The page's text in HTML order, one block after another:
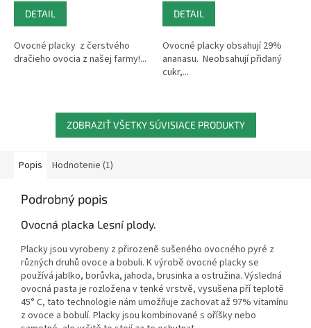
5
hviezdičiek.
cena:
DETAIL
Ovocné placky z čerstvého
dračieho ovocia z našej farmy!...
5
hviezdičiek.
cena:
DETAIL
Ovocné placky obsahují 29%
ananasu. Neobsahují přidaný
cukr,...
ZOBRAZIŤ VŠETKY SÚVISIACE PRODUKTY
Popis Hodnotenie (1)
Podrobný popis
Ovocná placka Lesní plody.
Placky jsou vyrobeny z přirozeně sušeného ovocného pyré z
různých druhů ovoce a bobuli. K výrobě ovocné placky se
používá jablko, borůvka, jahoda, brusinka a ostružina. Výsledná
ovocná pasta je rozložena v tenké vrstvě, vysušena pří teplotě
45° C, tato technologie nám umožňuje zachovat až 97% vitamínu
z ovoce a bobulí. Placky jsou kombinované s oříšky nebo